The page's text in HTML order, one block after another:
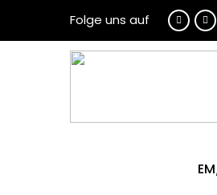
Folge uns auf